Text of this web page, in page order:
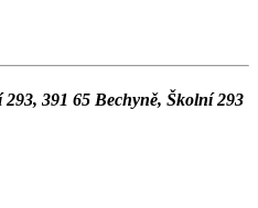
391 65 Bechyně, Školní 293